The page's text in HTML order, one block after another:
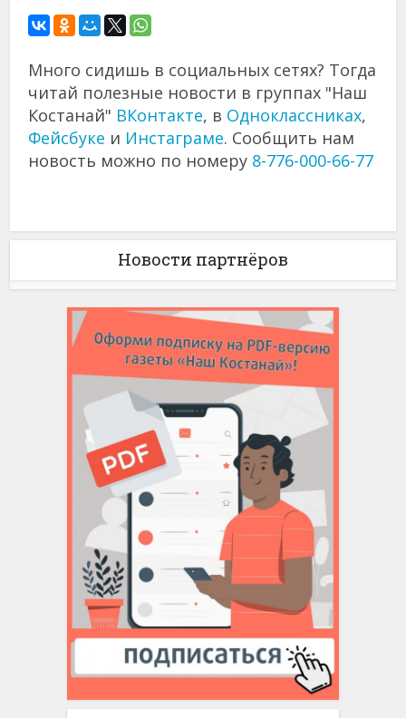
Много сидишь в социальных сетях? Тогда
читай полезные новости в группах "Наш
Костанай" ВКонтакте, в Одноклассниках,
Фейсбуке и Инстаграме. Сообщить нам
новость можно по номеру 8-776-000-66-77
Новости партнёров